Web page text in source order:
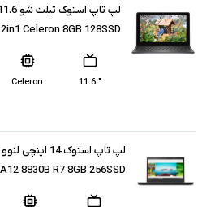
Celeron 8GB 128SSD
" 11.6
Celeron
8830B R7 8GB 256SSD